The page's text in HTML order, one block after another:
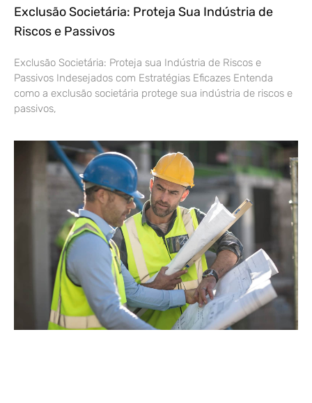
Exclusão Societária: Proteja Sua Indústria de
Riscos e Passivos
Exclusão Societária: Proteja sua Indústria de Riscos e
Passivos Indesejados com Estratégias Eficazes Entenda
como a exclusão societária protege sua indústria de riscos e
passivos,